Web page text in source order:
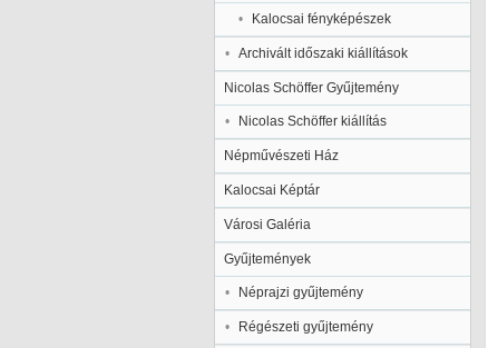
Kalocsai fényképészek
Archivált időszaki kiállítások
Nicolas Schöffer Gyűjtemény
Nicolas Schöffer kiállítás
Népművészeti Ház
Kalocsai Képtár
Városi Galéria
Gyűjtemények
Néprajzi gyűjtemény
Régészeti gyűjtemény